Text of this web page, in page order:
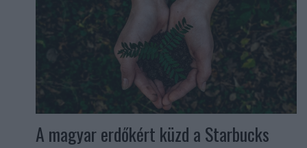
A magyar erdőkért küzd a Starbucks